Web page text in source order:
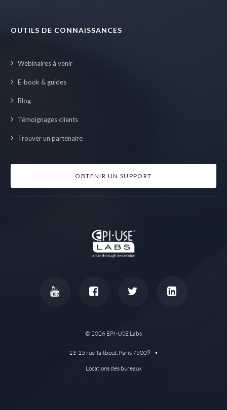
OUTILS DE CONNAISSANCES
Webinaires à venir
E-book & guides
Blog
Témoignages clients
Trouver un partenaire
OBTENIR UN SUPPORT
© 2026 EPI-USE Labs
13-15 rue Taitbout, Paris 75009 •
Locations des bureaux